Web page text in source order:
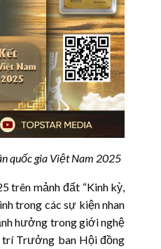
quốc gia Việt Nam 2025
trên mảnh đất “Kinh kỳ,
trong các sự kiện nhan
hưởng trong giới nghệ
trí Trưởng ban Hội đồng